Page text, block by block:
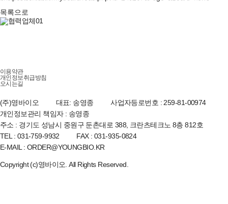
목록으로
이용약관
개인정보취급방침
오시는길
(주)영바이오 대표: 송영종
사업자등로번호 : 259-81-00974
개인정보관리 책임자 : 송영종
주소 : 경기도 성남시 중원구 둔촌대로 388, 크란츠테크노 8층 812호
TEL : 031-759-9932
FAX : 031-935-0824
E-MAIL : ORDER@YOUNGBIO.KR
Copyright (c)영바이오. All Rights Reserved.